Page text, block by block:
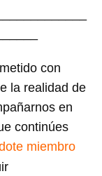
con
la realidad de
en
continúes
miembro